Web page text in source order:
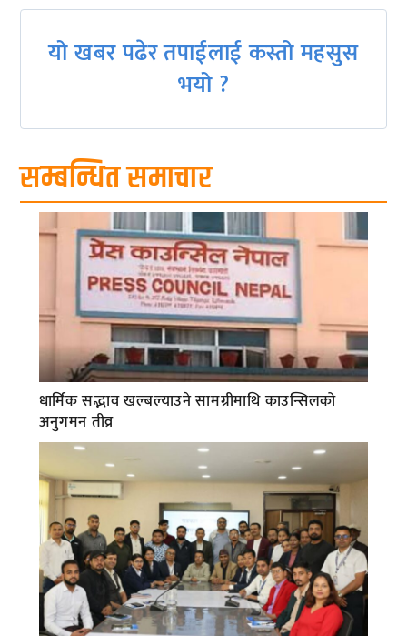
यो खबर पढेर तपाईलाई कस्तो महसुस
भयो ?
सम्बन्धित समाचार
धार्मिक सद्भाव खल्बल्याउने सामग्रीमाथि काउन्सिलको
अनुगमन तीव्र